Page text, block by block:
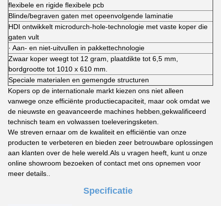
flexibele en rigide flexibele pcb
Blinde/begraven gaten met opeenvolgende laminatie
HDI ontwikkelt microdurch-hole-technologie met vaste koper die
gaten vult
· Aan- en niet-uitvullen in pakkettechnologie
Zwaar koper weegt tot 12 gram, plaatdikte tot 6,5 mm,
bordgrootte tot 1010 x 610 mm.
Speciale materialen en gemengde structuren
Kopers op de internationale markt kiezen ons niet alleen
vanwege onze efficiënte productiecapaciteit, maar ook omdat we
de nieuwste en geavanceerde machines hebben,gekwalificeerd
technisch team en volwassen toeleveringsketen.
We streven ernaar om de kwaliteit en efficiëntie van onze
producten te verbeteren en bieden zeer betrouwbare oplossingen
aan klanten over de hele wereld.Als u vragen heeft, kunt u onze
online showroom bezoeken of contact met ons opnemen voor
meer details..
Specificatie